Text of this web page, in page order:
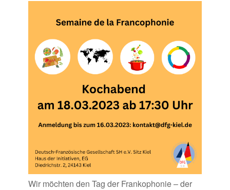
Wir möchten den Tag der Frankophonie – der